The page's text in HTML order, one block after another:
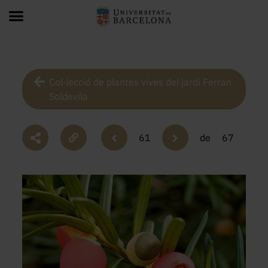
Col·lecció de plantes vives del jardí Ferran
Soldevila
61 de 67